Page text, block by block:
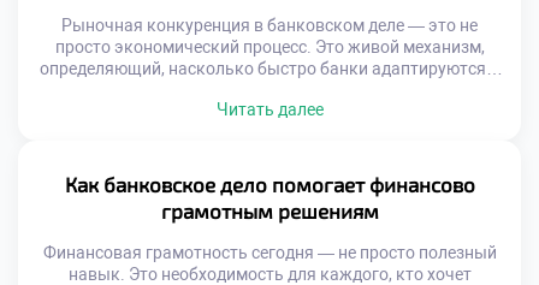
Рыночная конкуренция в банковском деле — это не
просто экономический процесс. Это живой механизм,
определяющий, насколько быстро банки адаптируются к
качество финансовых услуг. В условиях жёсткой борьбы
конкуренция в банковском деле становится […]
Читать далее
Как банковское дело помогает финансово
грамотным решениям
Финансовая грамотность сегодня — не просто полезный
навык. Это необходимость для каждого, кто хочет